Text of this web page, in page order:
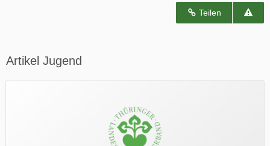
Teilen
Artikel Jugend